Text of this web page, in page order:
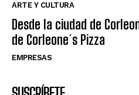
ARTE Y CULTURA
Desde la ciudad de
de Corleone´s Pizza
EMPRESAS